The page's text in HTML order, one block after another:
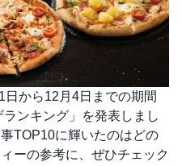
日から12月4日までの期間
ンキング」を発表しまし
TOP10に輝いたのはどの
ーの参考に、ぜひチェック